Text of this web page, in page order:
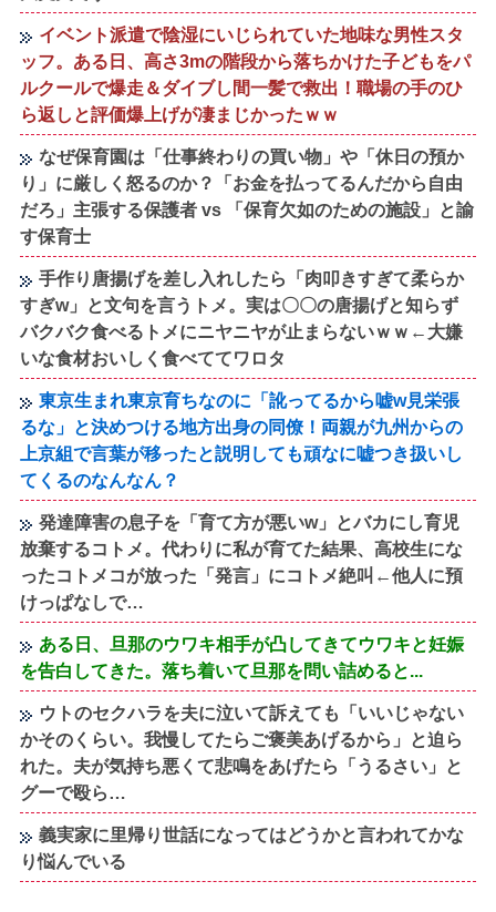
イベント派遣で陰湿にいじられていた地味な男性スタ
ッフ。ある日、高さ3mの階段から落ちかけた子どもをパ
ルクールで爆走＆ダイブし間一髪で救出！職場の手のひ
ら返しと評価爆上げが凄まじかったｗｗ
なぜ保育園は「仕事終わりの買い物」や「休日の預か
り」に厳しく怒るのか？「お金を払ってるんだから自由
だろ」主張する保護者 vs 「保育欠如のための施設」と諭
す保育士
手作り唐揚げを差し入れしたら「肉叩きすぎて柔らか
すぎw」と文句を言うトメ。実は〇〇の唐揚げと知らず
バクバク食べるトメにニヤニヤが止まらないｗｗ←大嫌
いな食材おいしく食べててワロタ
東京生まれ東京育ちなのに「訛ってるから嘘w見栄張
るな」と決めつける地方出身の同僚！両親が九州からの
上京組で言葉が移ったと説明しても頑なに嘘つき扱いし
てくるのなんなん？
発達障害の息子を「育て方が悪いw」とバカにし育児
放棄するコトメ。代わりに私が育てた結果、高校生にな
ったコトメコが放った「発言」にコトメ絶叫←他人に預
けっぱなしで…
ある日、旦那のウワキ相手が凸してきてウワキと妊娠
を告白してきた。落ち着いて旦那を問い詰めると...
ウトのセクハラを夫に泣いて訴えても「いいじゃない
かそのくらい。我慢してたらご褒美あげるから」と迫ら
れた。夫が気持ち悪くて悲鳴をあげたら「うるさい」と
グーで殴ら…
義実家に里帰り世話になってはどうかと言われてかな
り悩んでいる